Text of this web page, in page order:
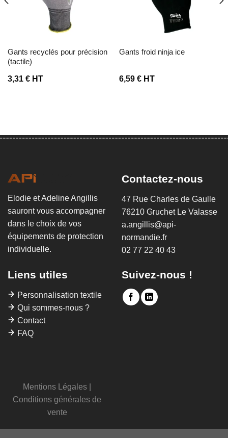
gants recyclés pour précision
(tactile)
3,31 €HT
gants froid ninja ice
6,59 €HT
Elodie et Adeline Angillis
sauront vous accompagner
dans le choix de vos
équipements de protection
individuelle.
Contactez-nous
47 Rue Charles de Gaulle
76210 Gruchet Le Valasse
a.angillis@api-
normandie.fr
02 77 22 40 43
Liens utiles
Personnalisation textile
Qui sommes-nous ?
Contact
FAQ
Suivez-nous !
Mentions Légales
Conditions générales de
vente